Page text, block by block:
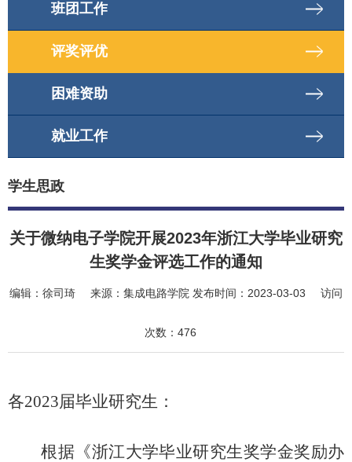
班团工作
评奖评优
困难资助
就业工作
学生思政
关于微纳电子学院开展2023年浙江大学毕业研究
生奖学金评选工作的通知
编辑： 徐司琦 来源： 集成电路学院 发布时间： 2023-03-03 访问
次数： 476
各2023届毕业研究生：
根据《浙江大学毕业研究生奖学金奖励办